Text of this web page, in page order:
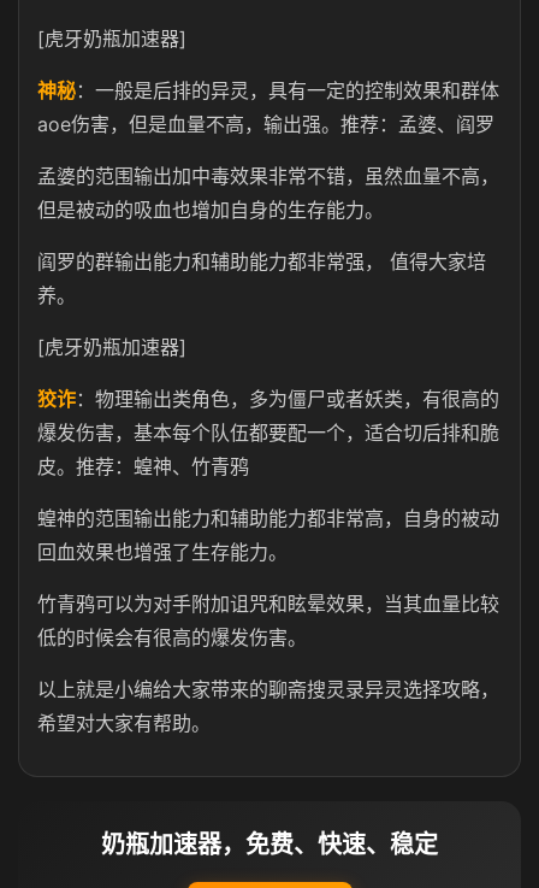
[虎牙奶瓶加速器]
神秘：一般是后排的异灵，具有一定的控制效果和群体
aoe伤害，但是血量不高，输出强。推荐：孟婆、阎罗
孟婆的范围输出加中毒效果非常不错，虽然血量不高，
但是被动的吸血也增加自身的生存能力。
阎罗的群输出能力和辅助能力都非常强， 值得大家培
养。
[虎牙奶瓶加速器]
狡诈：物理输出类角色，多为僵尸或者妖类，有很高的
爆发伤害，基本每个队伍都要配一个，适合切后排和脆
皮。推荐：蝗神、竹青鸦
蝗神的范围输出能力和辅助能力都非常高，自身的被动
回血效果也增强了生存能力。
竹青鸦可以为对手附加诅咒和眩晕效果，当其血量比较
低的时候会有很高的爆发伤害。
以上就是小编给大家带来的聊斋搜灵录异灵选择攻略，
希望对大家有帮助。
奶瓶加速器，免费、快速、稳定